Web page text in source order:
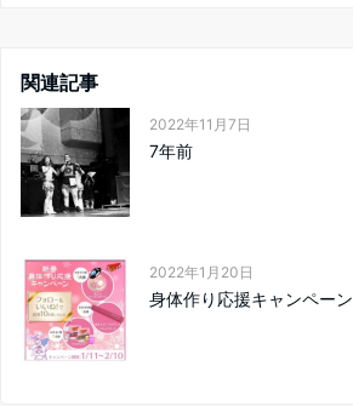
関連記事
2022年11月7日
7年前
2022年1月20日
身体作り応援キャンペーン